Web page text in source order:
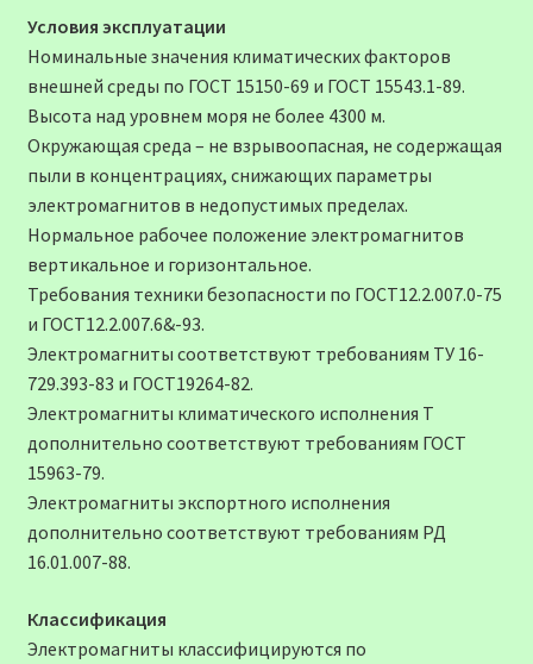
Условия эксплуатации
Номинальные значения климатических факторов
внешней среды по ГОСТ 15150-69 и ГОСТ 15543.1-89.
Высота над уровнем моря не более 4300 м.
Окружающая среда – не взрывоопасная, не содержащая
пыли в концентрациях, снижающих параметры
электромагнитов в недопустимых пределах.
Нормальное рабочее положение электромагнитов
вертикальное и горизонтальное.
Требования техники безопасности по ГОСТ12.2.007.0-75
и ГОСТ12.2.007.6&-93.
Электромагниты соответствуют требованиям ТУ 16-
729.393-83 и ГОСТ19264-82.
Электромагниты климатического исполнения Т
дополнительно соответствуют требованиям ГОСТ
15963-79.
Электромагниты экспортного исполнения
дополнительно соответствуют требованиям РД
16.01.007-88.
Классификация
Электромагниты классифицируются по